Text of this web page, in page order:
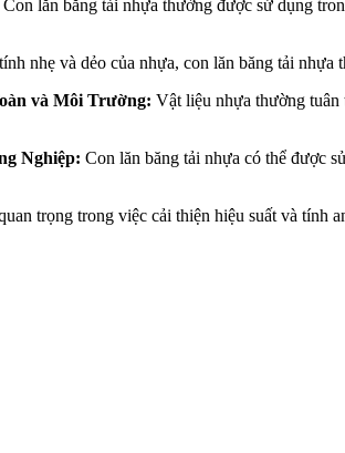
Con lăn băng tải nhựa thường được sử dụng
nhẹ và dẻo của nhựa, con lăn băng tải
và Môi Trường: Vật liệu nhựa thường tuân
Nghiệp: Con lăn băng tải nhựa có thể được
trọng trong việc cải thiện hiệu suất và tính